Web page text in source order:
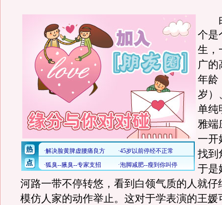
由
个是
生，
广的
年龄
岁）
单纯
雅端
一开
找到
于是
河路一带不停转悠，看到白领气质的人就仔
模仿人家的动作举止。这对于学表演的王媛